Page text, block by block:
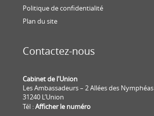
Politique de confidentialité
Plan du site
Contactez-nous
Cabinet de l'Union
Les Ambassadeurs – 2 Allées des Nymphéas
31240 L’Union
Tél :Afficher le numéro